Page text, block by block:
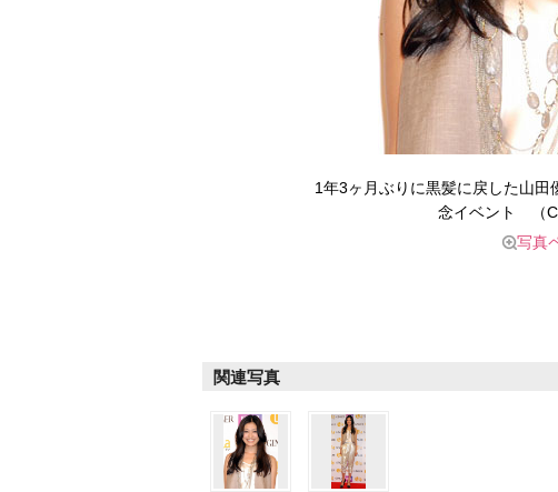
1年3ヶ月ぶりに黒髪に戻した山
念イベント （
写真
関連写真